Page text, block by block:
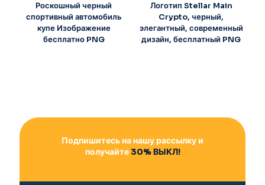
Роскошный черный
спортивный автомобиль
купе Изображение
бесплатно PNG
Логотип Stellar Main
Crypto, черный,
элегантный, современный
дизайн, бесплатный PNG
Подпишитесь на нашу рассылку и
получайте30% ВЫКЛ!